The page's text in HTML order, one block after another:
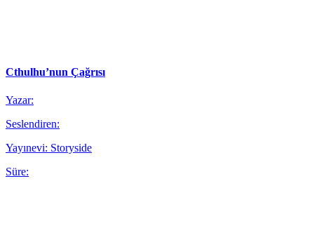
Cthulhu’nun Çağrısı
Yazar:
Seslendiren:
Yayınevi: Storyside
Süre: